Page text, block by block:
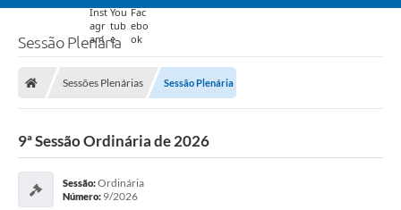
Sessão Plenária
Sessões Plenárias Sessão Plenária
9ª Sessão Ordinária de 2026
Sessão:Ordinária
Número: 9/2026